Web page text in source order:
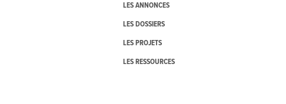
LES ANNONCES
LES DOSSIERS
LES PROJETS
LES RESSOURCES